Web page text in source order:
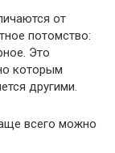
от
потомство:
Это
которым
другими.
всего можно